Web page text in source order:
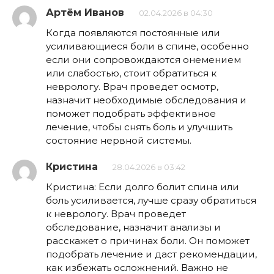
Артём Иванов 02.04.2026 в 04:30
Когда появляются постоянные или
усиливающиеся боли в спине, особенно
если они сопровождаются онемением
или слабостью, стоит обратиться к
неврологу. Врач проведет осмотр,
назначит необходимые обследования и
поможет подобрать эффективное
лечение, чтобы снять боль и улучшить
состояние нервной системы.
Кристина 28.04.2026 в 03:42
Кристина: Если долго болит спина или
боль усиливается, лучше сразу обратиться
к неврологу. Врач проведет
обследование, назначит анализы и
расскажет о причинах боли. Он поможет
подобрать лечение и даст рекомендации,
как избежать осложнений. Важно не